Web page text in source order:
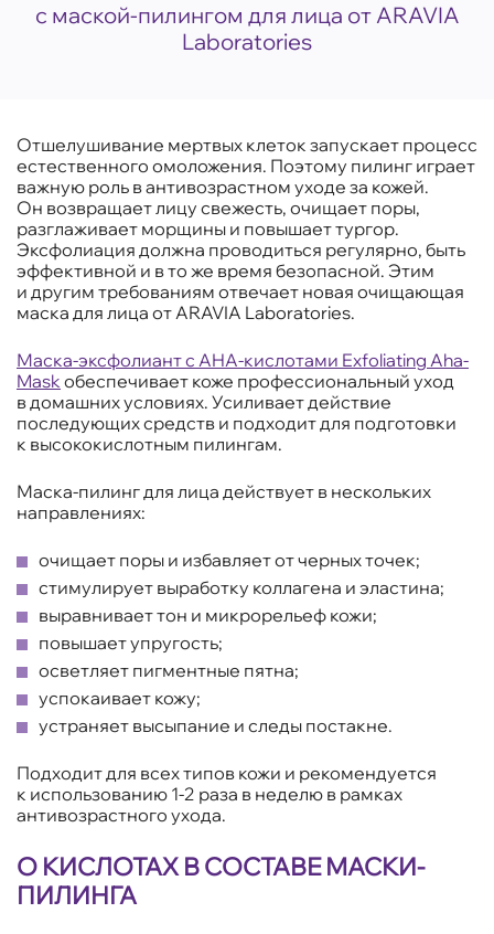
с маской-пилингом для лица от ARAVIA
Laboratories
Отшелушивание мертвых клеток запускает процесс
естественного омоложения. Поэтому пилинг играет
важную роль в антивозрастном уходе за кожей.
Он возвращает лицу свежесть, очищает поры,
разглаживает морщины и повышает тургор.
Эксфолиация должна проводиться регулярно, быть
эффективной и в то же время безопасной. Этим
и другим требованиям отвечает новая очищающая
маска для лица от ARAVIA Laboratories.
Маска-эксфолиант с AHA-кислотами Exfoliating Aha-
Maskобеспечивает коже профессиональный уход
в домашних условиях. Усиливает действие
последующих средств и подходит для подготовки
к высококислотным пилингам.
Маска-пилинг для лица действует в нескольких
направлениях:
очищает поры и избавляет от черных точек;
стимулирует выработку коллагена и эластина;
выравнивает тон и микрорельеф кожи;
повышает упругость;
осветляет пигментные пятна;
успокаивает кожу;
устраняет высыпание и следы постакне.
Подходит для всех типов кожи и рекомендуется
к использованию 1-2 раза в неделю в рамках
антивозрастного ухода.
О КИСЛОТАХ В СОСТАВЕ МАСКИ-
ПИЛИНГА